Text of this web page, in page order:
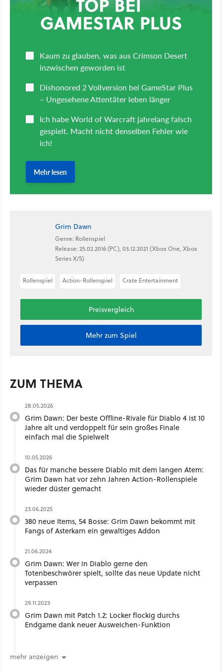
Grim Dawn
Genre: Rollenspiel
Release: 25.02.2016 (PC), 03.12.2021 (Xbox One, Xbox
Series X/S)
Rollenspiel Action-Rollenspiel Crate Entertainment
Preisvergleich
Mehr zum Spiel
ZUM THEMA
28.05.2026
Grim Dawn: Der beste Offline-Rivale für Diablo 4 ist 10
Jahre alt und verdoppelt für sein großes Finale
einfach mal die Spielwelt
10.05.2026
Das für manche bessere Diablo mit dem langen Atem:
Grim Dawn hat vor zehn Jahren Action-Rollenspiele
wieder düster gemacht
23.06.2025
380 neue Items, 54 Bosse: Grim Dawn bekommt mit
Fangs of Asterkarn ein gewaltiges Addon
21.06.2024
Grim Dawn: Wer in Diablo gerne den
Totenbeschwörer spielt, sollte das neue Update nicht
verpassen
29.11.2023
Grim Dawn mit Patch 1.2: Locker flockig durchs
Endgame dank neuer Ausweichen-Funktion
mehr anzeigen